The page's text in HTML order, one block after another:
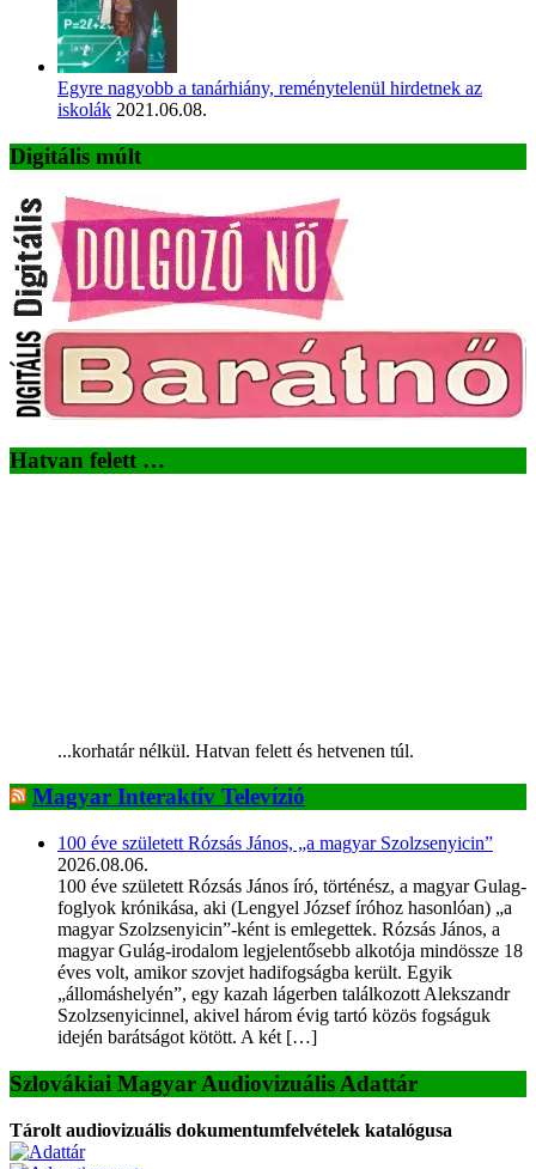
Egyre nagyobb a tanárhiány, reménytelenül hirdetnek az
iskolák 2021.06.08.
Digitális múlt
Hatvan felett …
...korhatár nélkül. Hatvan felett és hetvenen túl.
Magyar Interaktív Televízió
100 éve született Rózsás János, „a magyar Szolzsenyicin”
2026.08.06.
100 éve született Rózsás János író, történész, a magyar Gulag-
foglyok krónikása, aki (Lengyel József íróhoz hasonlóan) „a
magyar Szolzsenyicin”-ként is emlegettek. Rózsás János, a
magyar Gulág-irodalom legjelentősebb alkotója mindössze 18
éves volt, amikor szovjet hadifogságba került. Egyik
„állomáshelyén”, egy kazah lágerben találkozott Alekszandr
Szolzsenyicinnel, akivel három évig tartó közös fogságuk
idején barátságot kötött. A két […]
Szlovákiai Magyar Audiovizuális Adattár
Tárolt audiovizuális dokumentumfelvételek katalógusa